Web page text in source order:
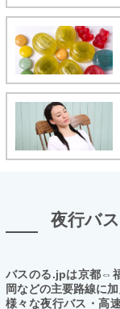
夜行バ
バスのる.jpは京都⇔
岡などの主要路線に
様々な夜行バス・高